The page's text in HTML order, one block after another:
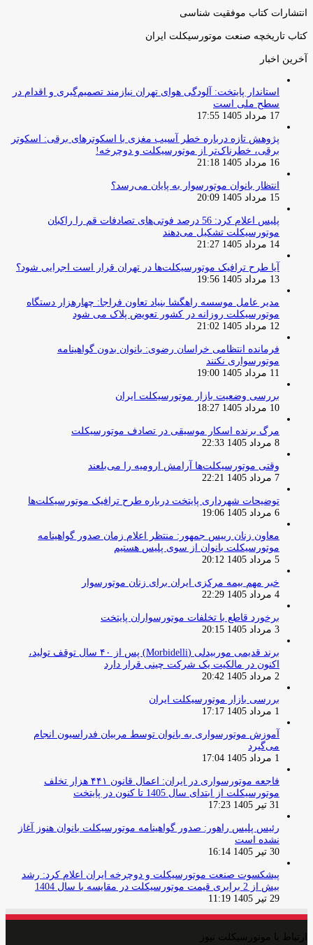
انتشارات کتاب موفقیت شناسی
کتاب تاریخچه صنعت موتورسیکلت ایران
آخرین اخبار
استاندار پایتخت: آلودگی هوای تهران نیازمند تصمیم‌گیری و اقدام در
سطح ملی است
17 مرداد 1405 17:55
پژوهش تازه درباره خطر آسیب مغزی با اسکوترهای برقی: اسکوتر
برقی، خطرناک‌تر از موتورسیکلت و دوچرخه!
16 مرداد 1405 21:18
انتظار بانوان موتورسوار به پایان می‌رسد؟
15 مرداد 1405 20:09
پلیس اعلام کرد: 56 درصد فوتی‌های تصادفات قم را راکبان
موتورسیکلت تشکیل می‌دهند
14 مرداد 1405 21:27
آیا طرح ترافیک موتورسیکلت‌ها در تهران قرار است اجرایی شود؟
13 مرداد 1405 19:56
مدیر عامل موسسه راهگشا بنیاد تعاون فراجا: چهارهزار دستگاه
موتورسیکلت روزانه در کشور تعویض پلاک می شود
12 مرداد 1405 21:02
فرمانده انتظامی خراسان رضوی: بانوان بدون گواهینامه
موتورسواری نکنند
11 مرداد 1405 19:00
بررسی وضعیت بازار موتورسیکلت ایران
10 مرداد 1405 18:27
مرگ برنده اسکار موسیقی در تصادف موتورسیکلت
8 مرداد 1405 22:33
وقتی موتورسیکلت‌ها آرامش ارومیه را می‌بلعند
7 مرداد 1405 22:21
توضیحات شهرداری پایتخت درباره طرح ترافیک موتورسیکلت‌ها
6 مرداد 1405 19:06
معاون زنان رییس جمهور: منتظر اعلام زمان صدور گواهینامه
موتورسیکلت بانوان از سوی پلیس هستیم
5 مرداد 1405 20:12
خبر مهم بیمه مرکزی ایران برای زنان موتورسوار
4 مرداد 1405 22:29
برخورد قاطع با تخلفات موتورسواران پایتخت
3 مرداد 1405 20:15
برند قدیمی موربیدلی (Morbidelli) پس از ۴۰ سال توقف تولید،
اکنون در مالکیت یک شرکت چینی قرار دارد
2 مرداد 1405 20:42
بررسی بازار موتورسیکلت ایران
1 مرداد 1405 17:17
آموزش موتورسواری به بانوان توسط مربیان فدراسیون انجام
می‌گیرد
1 مرداد 1405 17:04
فاجعه موتورسواری در ایران: اعمال قانون ۴۴۱ هزار تخلف
موتورسیکلت از ابتدای سال 1405 تا کنون در پایتخت
31 تیر 1405 17:23
رئیس پلیس راهور: صدور گواهینامه موتورسیکلت بانوان هنوز آغاز
نشده است
30 تیر 1405 16:14
پیشکسوت صنعت موتورسیکلت و دوچرخه ایران اعلام کرد: رشد
بیش از 2 برابری قیمت موتورسیکلت در مقایسه با سال 1404
29 تیر 1405 11:19
ارتباط با موتورسیکلت نیوز